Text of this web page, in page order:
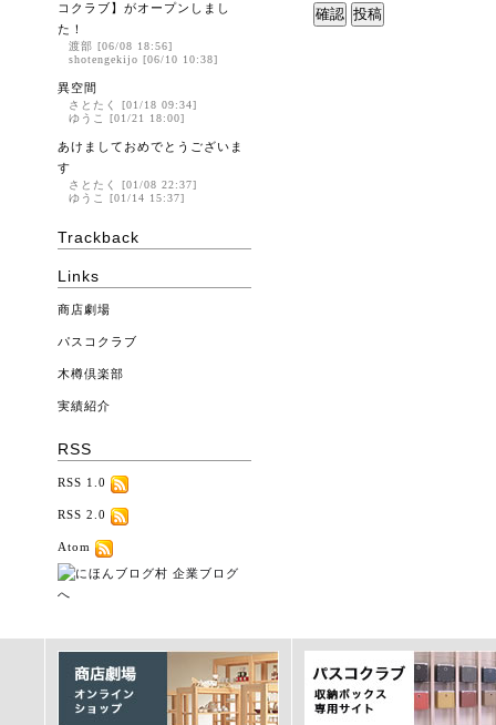
コクラブ】がオープンしまし
た！
渡部 [06/08 18:56]
shotengekijo [06/10 10:38]
異空間
さとたく [01/18 09:34]
ゆうこ [01/21 18:00]
あけましておめでとうございま
す
さとたく [01/08 22:37]
ゆうこ [01/14 15:37]
Trackback
Links
商店劇場
パスコクラブ
木樽倶楽部
実績紹介
RSS
RSS 1.0
RSS 2.0
Atom